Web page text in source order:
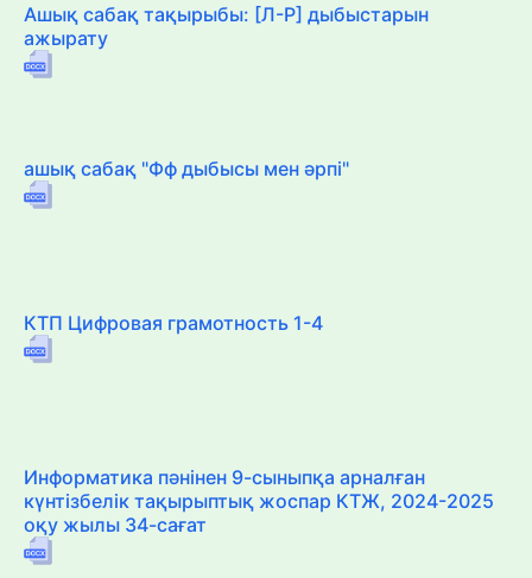
Ашық сабақ тақырыбы: [Л-Р] дыбыстарын
ажырату
ашық сабақ "Фф дыбысы мен әрпі"
КТП Цифровая грамотность 1-4
Информатика пәнінен 9-сыныпқа арналған
күнтізбелік тақырыптық жоспар КТЖ, 2024-2025
оқу жылы 34-сағат